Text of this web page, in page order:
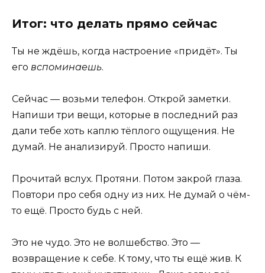
Итог: что делать прямо сейчас
Ты не ждёшь, когда настроение «придёт». Ты
его вспоминаешь.
Сейчас — возьми телефон. Открой заметки.
Напиши три вещи, которые в последний раз
дали тебе хоть каплю тёплого ощущения. Не
думай. Не анализируй. Просто напиши.
Прочитай вслух. Протяни. Потом закрой глаза.
Повтори про себя одну из них. Не думай о чём-
то ещё. Просто будь с ней.
Это не чудо. Это не волшебство. Это —
возвращение к себе. К тому, что ты ещё жив. К